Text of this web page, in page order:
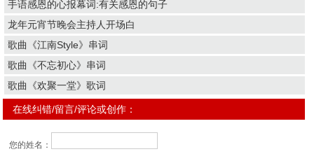
手语感恩的心报幕词:有关感恩的句子
龙年元宵节晚会主持人开场白
歌曲《江南Style》串词
歌曲《不忘初心》串词
歌曲《欢聚一堂》歌词
在线纠错/留言/评论或创作：
您的姓名：